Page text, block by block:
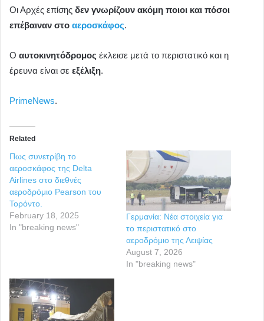
Οι Αρχές επίσης δεν γνωρίζουν ακόμη ποιοι και πόσοι
επέβαιναν στο αεροσκάφος.
Ο αυτοκινητόδρομος έκλεισε μετά το περιστατικό και η
έρευνα είναι σε εξέλιξη.
PrimeNews.
Related
Πως συνετρίβη το
αεροσκάφος της Delta
Airlines στο διεθνές
αεροδρόμιο Pearson του
Τορόντο.
February 18, 2025
In "breaking news"
Γερμανία: Νέα στοιχεία για
το περιστατικό στο
αεροδρόμιο της Λειψίας
August 7, 2026
In "breaking news"